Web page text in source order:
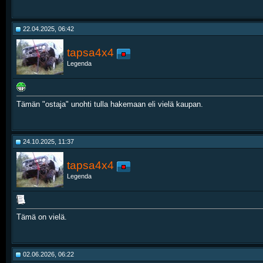
22.04.2025, 06:42
tapsa4x4
Legenda
Tämän "ostaja" unohti tulla hakemaan eli vielä kaupan.
24.10.2025, 11:37
tapsa4x4
Legenda
Tämä on vielä.
02.06.2026, 06:22